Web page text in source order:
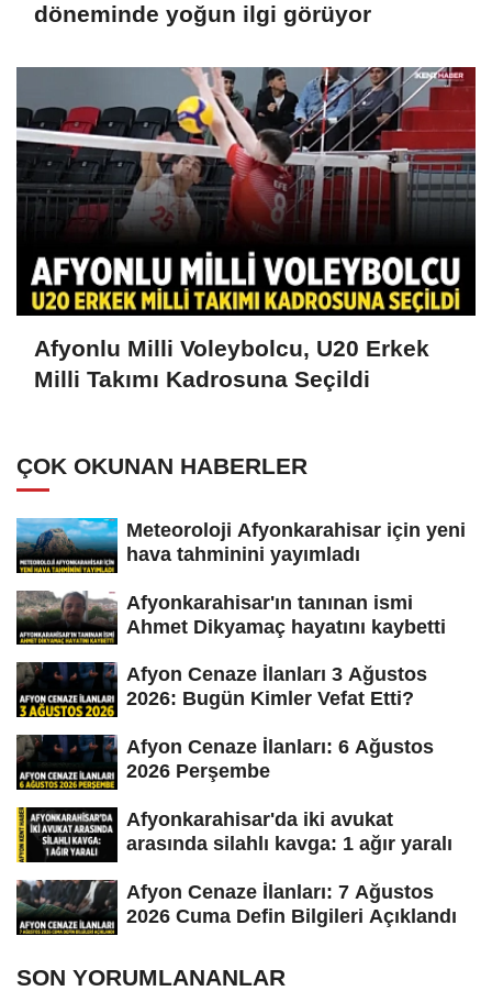
döneminde yoğun ilgi görüyor
Afyonlu Milli Voleybolcu, U20 Erkek
Milli Takımı Kadrosuna Seçildi
ÇOK OKUNAN HABERLER
Meteoroloji Afyonkarahisar için yeni
hava tahminini yayımladı
Afyonkarahisar'ın tanınan ismi
Ahmet Dikyamaç hayatını kaybetti
Afyon Cenaze İlanları 3 Ağustos
2026: Bugün Kimler Vefat Etti?
Afyon Cenaze İlanları: 6 Ağustos
2026 Perşembe
Afyonkarahisar'da iki avukat
arasında silahlı kavga: 1 ağır yaralı
Afyon Cenaze İlanları: 7 Ağustos
2026 Cuma Defin Bilgileri Açıklandı
SON YORUMLANANLAR